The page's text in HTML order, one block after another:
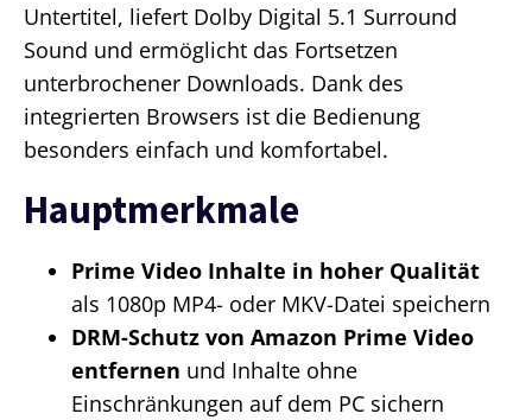
Untertitel, liefert Dolby Digital 5.1 Surround
Sound und ermöglicht das Fortsetzen
unterbrochener Downloads. Dank des
integrierten Browsers ist die Bedienung
besonders einfach und komfortabel.
Hauptmerkmale
Prime Video Inhalte in hoher Qualität
als 1080p MP4- oder MKV-Datei speichern
DRM-Schutz von Amazon Prime Video
entfernen und Inhalte ohne
Einschränkungen auf dem PC sichern